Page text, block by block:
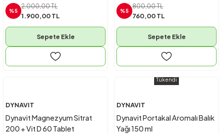
%5
2.000,00 TL
1.900,00 TL
Sepete Ekle
%5
800,00 TL
760,00 TL
Sepete Ekle
DYNAVIT
Dynavit Magnezyum Sitrat
200 + Vit D 60 Tablet
Tükendi
DYNAVIT
Dynavit Portakal Aromalı Balık
Yağı 150 ml